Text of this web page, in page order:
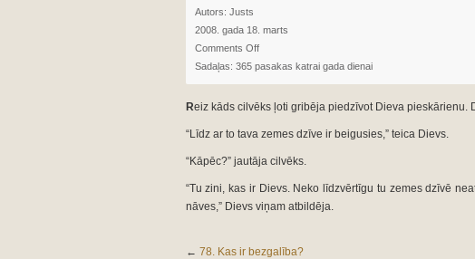
Autors: Justs
2008. gada 18. marts
Comments Off
Sadaļas: 365 pasakas katrai gada dienai
Reiz kāds cilvēks ļoti gribēja piedzīvot Dieva pieskārienu.
“Līdz ar to tava zemes dzīve ir beigusies,” teica Dievs.
“Kāpēc?” jautāja cilvēks.
“Tu zini, kas ir Dievs. Neko līdzvērtīgu tu zemes dzīvē
nāves,” Dievs viņam atbildēja.
← 78. Kas ir bezgalība?